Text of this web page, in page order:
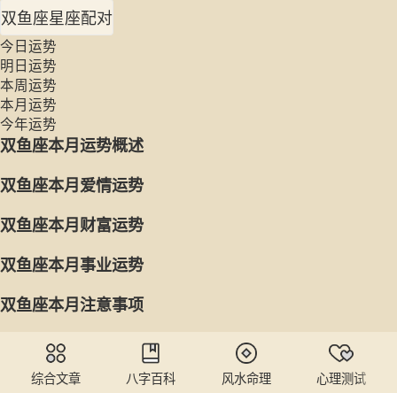
双鱼座星座配对
今日运势
明日运势
本周运势
本月运势
今年运势
双鱼座本月运势概述
双鱼座本月爱情运势
双鱼座本月财富运势
双鱼座本月事业运势
双鱼座本月注意事项
综合文章 八字百科 风水命理 心理测试